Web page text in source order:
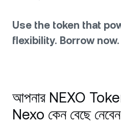
Use the token that
flexibility. Borrow now.
আপনার NEXO
Nexo কেন বেছে নেবেন